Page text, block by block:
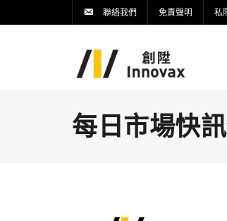
聯絡我們 免責聲明 私
每日市場快